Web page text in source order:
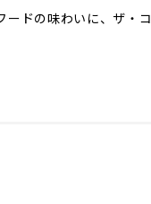
ドの味わいに、ザ・コ